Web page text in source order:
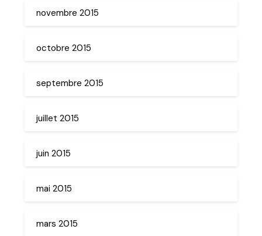
novembre 2015
octobre 2015
septembre 2015
juillet 2015
juin 2015
mai 2015
mars 2015